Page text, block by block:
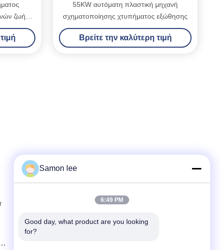
ζωή
55KW αυτόματη πλαστική μηχανή
σχηματοποίησης χτυπήματος εξώθησης
Βρείτε την καλύτερη τιμή
Γρήγορη επικοινωνία
Τηλεφώνημα
86--13921962414
Samon lee
6:49 PM
Good day, what product are you looking
for?